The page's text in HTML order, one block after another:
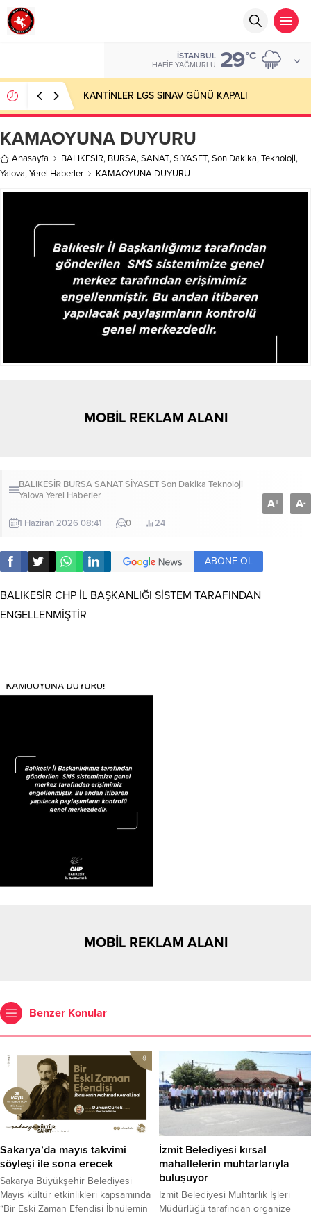
İSTANBUL
HAFIF YAĞMURLU 29°C
KANTİNLER LGS SINAV GÜNÜ KAPALI
KAMAOYUNA DUYURU
Anasayfa BALIKESİR, BURSA,SANAT,SİYASET,Son Dakika,Teknoloji,
Yalova,Yerel Haberler KAMAOYUNA DUYURU
MOBİL REKLAM ALANI
BALIKESİR BURSASANATSİYASETSon Dakika Teknoloji
Yalova Yerel Haberler
1 Haziran 2026 08:41 0 24
A+ A-
ABONE OL
BALIKESİR CHP İL BAŞKANLIĞI SİSTEM TARAFINDAN
ENGELLENMİŞTİR
MOBİL REKLAM ALANI
Benzer Konular
Sakarya’da mayıs takvimi
söyleşi ile sona erecek
Sakarya Büyükşehir Belediyesi
Mayıs kültür etkinlikleri kapsamında
“Bir Eski Zaman Efendisi İbnülemin
İzmit Belediyesi kırsal
mahallelerin muhtarlarıyla
buluşuyor
İzmit Belediyesi Muhtarlık İşleri
Müdürlüğü tarafından organize